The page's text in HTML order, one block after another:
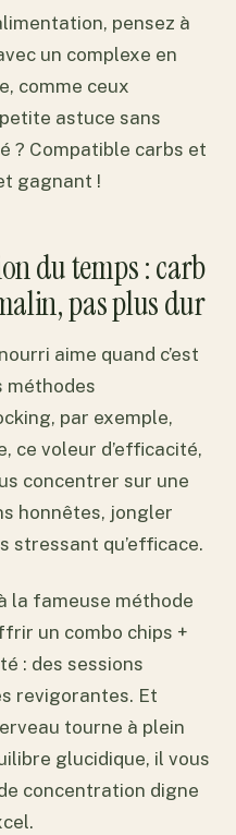
pensez à
un complexe en
comme ceux
astuce sans
? Compatible carbs et
gagnant !
du temps : carb
pas plus dur
aime quand c’est
méthodes
par exemple,
ce voleur d’efficacité,
concentrer sur une
honnêtes, jongler
stressant qu’efficace.
la fameuse méthode
un combo chips +
: des sessions
revigorantes. Et
tourne à plein
glucidique, il vous
concentration digne